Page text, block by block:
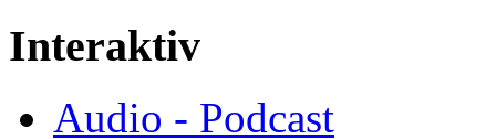
Interaktiv
Audio - Podcast